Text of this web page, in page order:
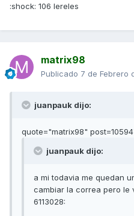
:shock: 106 lereles
matrix98
Publicado 7 de Febrero
juanpauk dijo:
quote="matrix98"
juanpauk dijo:
a mi todavia me quedan
cambiar la correa pero le
6113028: